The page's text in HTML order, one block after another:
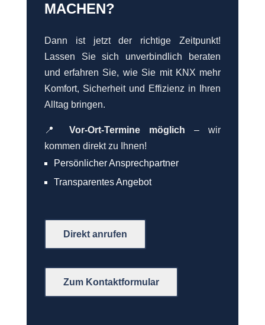
MACHEN?
Dann ist jetzt der richtige Zeitpunkt!
Lassen Sie sich unverbindlich beraten
und erfahren Sie, wie Sie mit KNX mehr
Komfort, Sicherheit und Effizienz in Ihren
Alltag bringen.
📍 Vor-Ort-Termine möglich – wir
kommen direkt zu Ihnen!
Persönlicher Ansprechpartner
Transparentes Angebot
Direkt anrufen
Zum Kontaktformular